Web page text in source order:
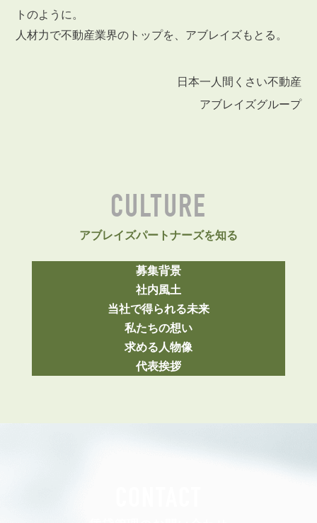
トのように。
人材力で不動産業界のトップを、アブレイズもとる。
日本一人間くさい不動産
アブレイズグループ
CULTURE
アブレイズパートナーズを知る
募集背景
社内風土
当社で得られる未来
私たちの想い
求める人物像
代表挨拶